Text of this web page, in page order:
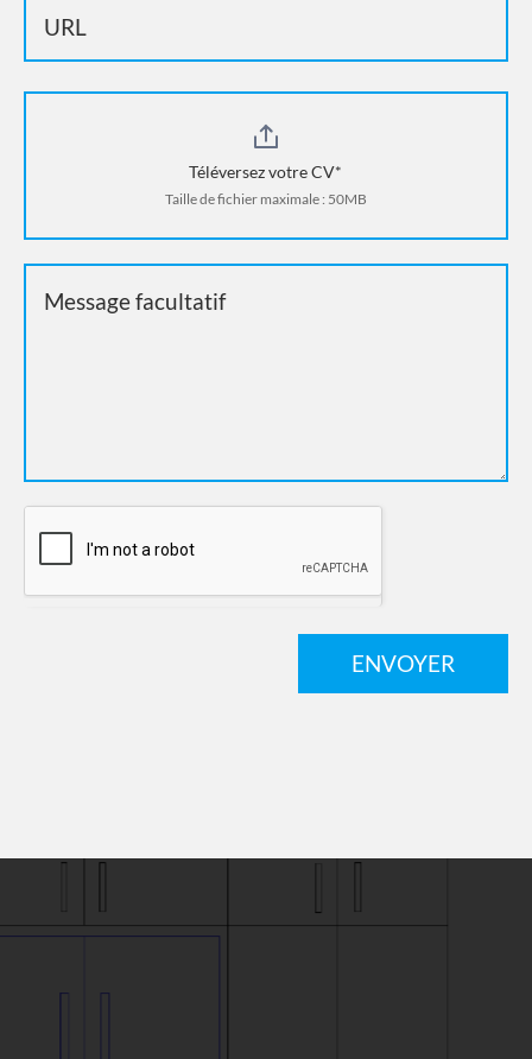
Téléversez votre CV*
Taille de fichier maximale : 50MB
ENVOYER